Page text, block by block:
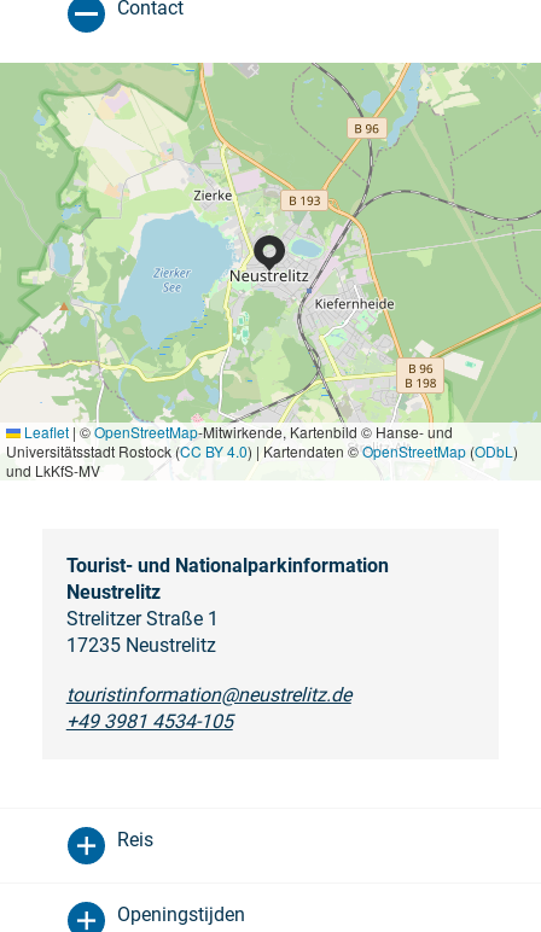
Contact
Leaflet | ©OpenStreetMap-Mitwirkende, Kartenbild © Hanse- und
Universitätsstadt Rostock (CC BY 4.0) | Kartendaten ©OpenStreetMap(ODbL )
und LkKfS-MV
Tourist- und Nationalparkinformation
Neustrelitz
Strelitzer Straße 1
17235 Neustrelitz
touristinformation@neustrelitz.de
+49 3981 4534-105
Reis
Openingstijden